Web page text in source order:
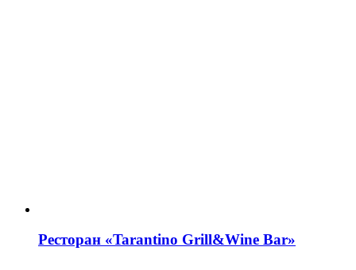
Ресторан «Tarantino Grill&Wine Bar»